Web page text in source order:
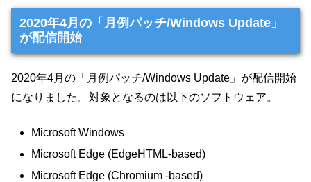
2020年4月の「月例パッチ/Windows Update」
が配信開始
2020年4月の「月例パッチ/Windows Update」が配信開始
になりました。対象となるのは以下のソフトウェア。
Microsoft Windows
Microsoft Edge (EdgeHTML-based)
Microsoft Edge (Chromium -based)